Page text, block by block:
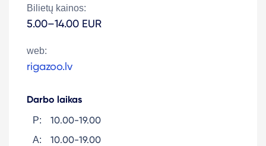
Bilietų kainos:
5.00–14.00 EUR
web:
rigazoo.lv
Darbo laikas
P: 10.00-19.00
A: 10.00-19.00